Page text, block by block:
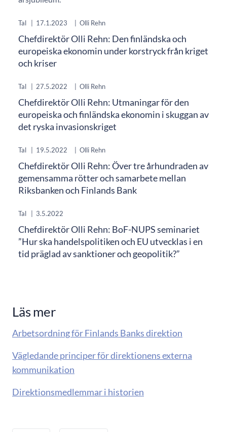
Tal 17.1.2023 Olli Rehn
Chefdirektör Olli Rehn: Den finländska och
europeiska ekonomin under korstryck från kriget
och kriser
Tal 27.5.2022 Olli Rehn
Chefdirektör Olli Rehn: Utmaningar för den
europeiska och finländska ekonomin i skuggan av
det ryska invasionskriget
Tal 19.5.2022 Olli Rehn
Chefdirektör Olli Rehn: Över tre århundraden av
gemensamma rötter och samarbete mellan
Riksbanken och Finlands Bank
Tal 3.5.2022
Chefdirektör Olli Rehn: BoF-NUPS seminariet
”Hur ska handelspolitiken och EU utvecklas i en
tid präglad av sanktioner och geopolitik?”
Läs mer
Arbetsordning för Finlands Banks direktion
Vägledande principer för direktionens externa
kommunikation
Direktionsmedlemmar i historien